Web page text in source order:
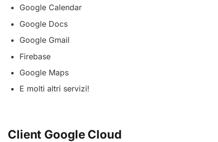
Google Calendar
Google Docs
Google Gmail
Firebase
Google Maps
E molti altri servizi!
Client Google Cloud